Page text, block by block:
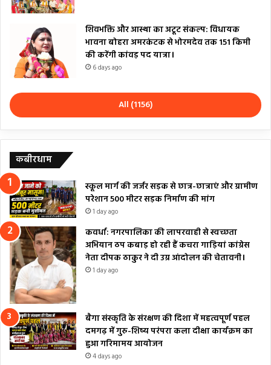
शिवभक्ति और आस्था का अटूट संकल्प: विधायक
भावना बोहरा अमरकंटक से भोरमदेव तक 151 किमी
की करेंगी कांवड़ पद यात्रा।
6 days ago
All (1156)
कबीरधाम
स्कूल मार्ग की जर्जर सड़क से छात्र-छात्राएं और ग्रामीण
परेशान 500 मीटर सड़क निर्माण की मांग
1 day ago
कवर्धा: नगरपालिका की लापरवाही से स्वच्छता
अभियान ठप कबाड़ हो रही हैं कचरा गाड़ियां कांग्रेस
नेता दीपक ठाकुर ने दी उग्र आंदोलन की चेतावनी।
1 day ago
बैगा संस्कृति के संरक्षण की दिशा में महत्वपूर्ण पहल
दमगढ़ में गुरु-शिष्य परंपरा कला दीक्षा कार्यक्रम का
हुआ गरिमामय आयोजन
4 days ago